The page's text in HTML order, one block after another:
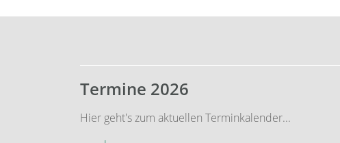
Termine 2026
Hier geht's zum aktuellen Terminkalender...